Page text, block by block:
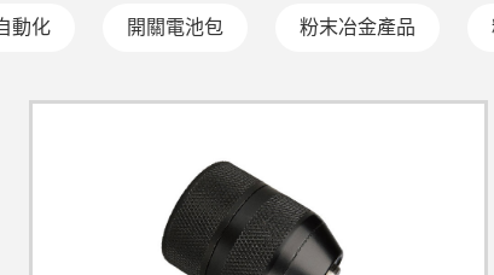
動化 開關電池包 粉末冶金產品